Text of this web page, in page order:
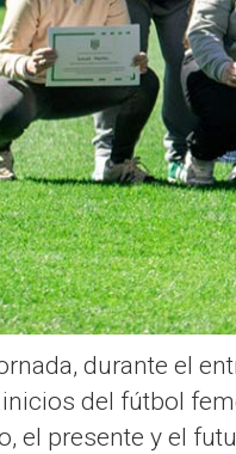
durante el
del fútbol
el presente y el